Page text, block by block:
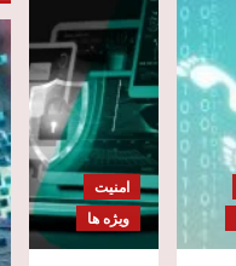
امنیت
ویژه ها